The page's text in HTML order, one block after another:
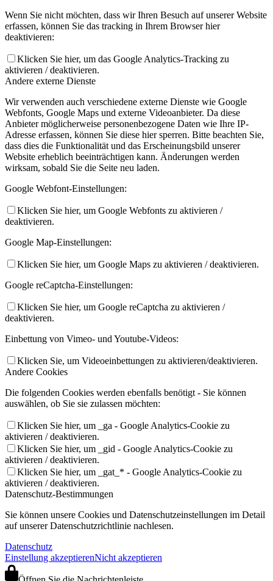
Wenn Sie nicht möchten, dass wir Ihren Besuch auf unserer Website
erfassen, können Sie das tracking in Ihrem Browser hier
deaktivieren:
Klicken Sie hier, um das Google Analytics-Tracking zu
aktivieren / deaktivieren.
Andere externe Dienste
Wir verwenden auch verschiedene externe Dienste wie Google
Webfonts, Google Maps und externe Videoanbieter. Da diese
Anbieter möglicherweise personenbezogene Daten wie Ihre IP-
Adresse erfassen, können Sie diese hier sperren. Bitte beachten Sie,
dass dies die Funktionalität und das Erscheinungsbild unserer
Website erheblich beeinträchtigen kann. Änderungen werden
wirksam, sobald Sie die Seite neu laden.
Google Webfont-Einstellungen:
Klicken Sie hier, um Google Webfonts zu aktivieren /
deaktivieren.
Google Map-Einstellungen:
Klicken Sie hier, um Google Maps zu aktivieren / deaktivieren.
Google reCaptcha-Einstellungen:
Klicken Sie hier, um Google reCaptcha zu aktivieren /
deaktivieren.
Einbettung von Vimeo- und Youtube-Videos:
Klicken Sie, um Videoeinbettungen zu aktivieren/deaktivieren.
Andere Cookies
Die folgenden Cookies werden ebenfalls benötigt - Sie können
auswählen, ob Sie sie zulassen möchten:
Klicken Sie hier, um _ga - Google Analytics-Cookie zu
aktivieren / deaktivieren.
Klicken Sie hier, um _gid - Google Analytics-Cookie zu
aktivieren / deaktivieren.
Klicken Sie hier, um _gat_* - Google Analytics-Cookie zu
aktivieren / deaktivieren.
Datenschutz-Bestimmungen
Sie können unsere Cookies und Datenschutzeinstellungen im Detail
auf unserer Datenschutzrichtlinie nachlesen.
Datenschutz
Einstellung akzeptierenNicht akzeptieren